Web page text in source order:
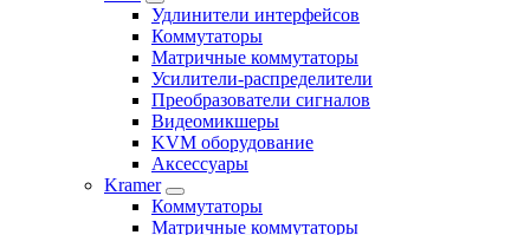
Удлинители интерфейсов
Коммутаторы
Матричные коммутаторы
Усилители-распределители
Преобразователи сигналов
Видеомикшеры
KVM оборудование
Аксессуары
Kramer
Коммутаторы
Матричные коммутаторы